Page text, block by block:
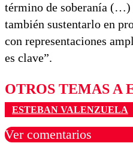
término de soberanía (…)
también sustentarlo en
con representaciones
es clave”.
OTROS TEMAS A
ESTEBAN VALENZUELA
Ver comentarios